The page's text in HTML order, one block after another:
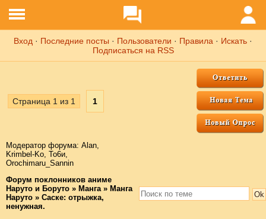
Вход · Последние посты · Пользователи · Правила · Искать ·
Подписаться на RSS
Страница 1 из 1 1
Модератор форума: Аlаn,
Krimbel-Ko, То6и,
Orochimaru_Sannin
Форум поклонников аниме
Наруто и Боруто » Манга » Манга
Наруто » Саске: отрыжка,
ненужная.